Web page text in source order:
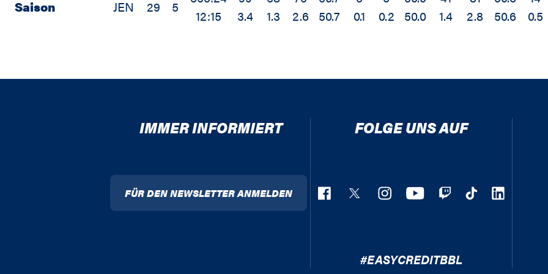
Saison JEN 29 5
12:15
3.4
1.3
2.6 50.7
0.1
0.2
50.0
1.4
2.8
50.6
0.5
IMMER INFORMIERT
FÜR DEN NEWSLETTER ANMELDEN
FOLGE UNS AUF
#EASYCREDITBBL